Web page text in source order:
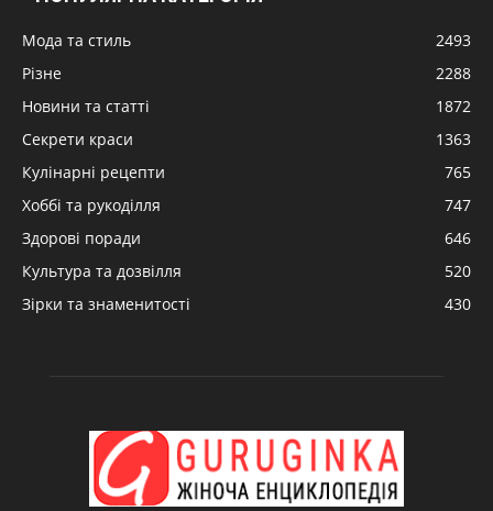
Мода та стиль
2493
Різне
2288
Новини та статті
1872
Секрети краси
1363
Кулінарні рецепти
765
Хоббі та рукоділля
747
Здорові поради
646
Культура та дозвілля
520
Зірки та знаменитості
430